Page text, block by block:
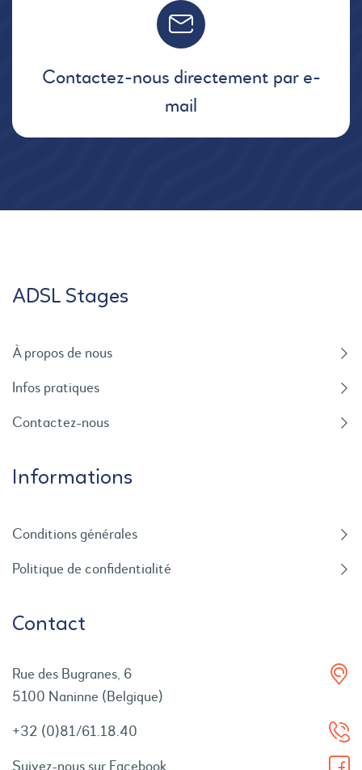
Contactez-nous directement par e-
mail
ADSL Stages
À propos de nous
Infos pratiques
Contactez-nous
Informations
Conditions générales
Politique de confidentialité
Contact
Rue des Bugranes, 6
5100 Naninne (Belgique)
+32 (0)81/61.18.40
Suivez-nous sur Facebook